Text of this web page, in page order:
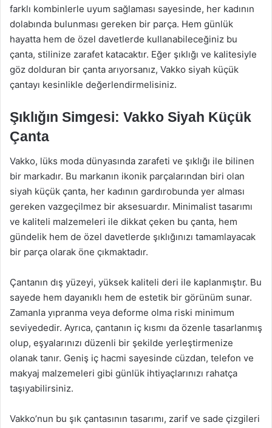
farklı kombinlerle uyum sağlaması sayesinde, her kadının
dolabında bulunması gereken bir parça. Hem günlük
hayatta hem de özel davetlerde kullanabileceğiniz bu
çanta, stilinize zarafet katacaktır. Eğer şıklığı ve kalitesiyle
göz dolduran bir çanta arıyorsanız, Vakko siyah küçük
çantayı kesinlikle değerlendirmelisiniz.
Şıklığın Simgesi: Vakko Siyah Küçük
Çanta
Vakko, lüks moda dünyasında zarafeti ve şıklığı ile bilinen
bir markadır. Bu markanın ikonik parçalarından biri olan
siyah küçük çanta, her kadının gardırobunda yer alması
gereken vazgeçilmez bir aksesuardır. Minimalist tasarımı
ve kaliteli malzemeleri ile dikkat çeken bu çanta, hem
gündelik hem de özel davetlerde şıklığınızı tamamlayacak
bir parça olarak öne çıkmaktadır.
Çantanın dış yüzeyi, yüksek kaliteli deri ile kaplanmıştır. Bu
sayede hem dayanıklı hem de estetik bir görünüm sunar.
Zamanla yıpranma veya deforme olma riski minimum
seviyededir. Ayrıca, çantanın iç kısmı da özenle tasarlanmış
olup, eşyalarınızı düzenli bir şekilde yerleştirmenize
olanak tanır. Geniş iç hacmi sayesinde cüzdan, telefon ve
makyaj malzemeleri gibi günlük ihtiyaçlarınızı rahatça
taşıyabilirsiniz.
Vakko’nun bu şık çantasının tasarımı, zarif ve sade çizgileri